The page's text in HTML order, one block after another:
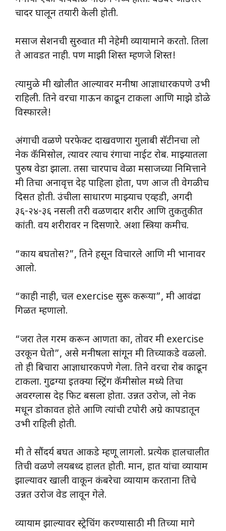
चादर घालून तयारी केली होती.
मसाज सेशनची सुरुवात मी नेहेमी व्यायामाने करतो. तिला
ते आवडत नाही. पण माझी शिस्त म्हणजे शिस्त!
त्यामुळे मी खोलीत आल्यावर मनीषा आज्ञाधारकपणे उभी
राहिली. तिने वरचा गाऊन काढून टाकला आणि माझे डोळे
विस्फारले!
अंगाची वळणे परफेक्ट दाखवणारा गुलाबी सॅटीनचा लो
नेक कॅमिसोल, त्यावर त्याच रंगाचा नाईट रोब. माझ्यातला
पुरुष वेडा झाला. तसा चारपाच वेळा मसाजच्या निमित्ताने
मी तिचा अनावृत्त देह पाहिला होता, पण आज ती वेगळीच
दिसत होती. उंचीला साधारण माझ्याच एव्हडी, अगदी
३६-२४-३६ नसली तरी वळणदार शरीर आणि तुकतुकीत
कांती. वय शरीरावर न दिसणारे. अशा स्त्रिया कमीच.
“काय बघतोस?”, तिने हसून विचारले आणि मी भानावर
आलो.
“काही नाही, चल exercise सुरू करूया”, मी आवंढा
गिळत म्हणालो.
“जरा तेल गरम करून आणता का, तोवर मी exercise
उरकून घेतो”, असे मनीषला सांगून मी तिच्याकडे वळलो.
तो ही बिचारा आज्ञाधारकपणे गेला. तिने वरचा रोब काढून
टाकला. गुढग्या इतक्या स्ट्रिंग कॅमीसोल मध्ये तिचा
अवरग्लास देह फिट बसला होता. उन्नत उरोज, लो नेक
मधून डोकावत होते आणि त्यांची टपोरी अग्रे कापडातून
उभी राहिली होती.
मी ते सौंदर्य बघत आकडे म्हणू लागलो. प्रत्येक हालचालीत
तिची वळणे लयबध्द हालत होती. मान, हात यांचा व्यायाम
झाल्यावर खाली वाकून कंबरेचा व्यायाम करताना तिचे
उन्नत उरोज वेड लावून गेले.
व्यायाम झाल्यावर स्ट्रेचिंग करण्यासाठी मी तिच्या मागे